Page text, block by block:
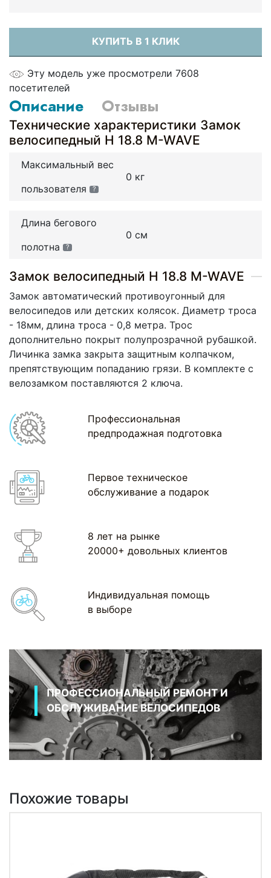
КУПИТЬ В 1 КЛИК
Эту модель уже просмотрели 7608
посетителей
Описание Отзывы
Технические характеристики Замок
велосипедный H 18.8 M-WAVE
Максимальный вес
пользователя
?
0 кг
Длина бегового
полотна
?
0 см
Замок велосипедный H 18.8 M-WAVE
Замок автоматический противоугонный для
велосипедов или детских колясок. Диаметр троса
- 18мм, длина троса - 0,8 метра. Трос
дополнительно покрыт полупрозрачной рубашкой.
Личинка замка закрыта защитным колпачком,
препятствующим попаданию грязи. В комплекте с
велозамком поставляются 2 ключа.
Профессиональная
предпродажная подготовка
Первое техническое
обслуживание а подарок
8 лет на рынке
20000+ довольных клиентов
Индивидуальная помощь
в выборе
ПРОФЕССИОНАЛЬНЫЙ РЕМОНТ И
ОБСЛУЖИВАНИЕ ВЕЛОСИПЕДОВ
Похожие товары